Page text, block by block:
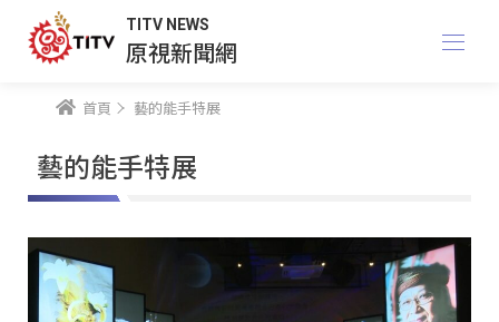
TITV NEWS
原視新聞網
首頁 藝的能手特展
藝的能手特展